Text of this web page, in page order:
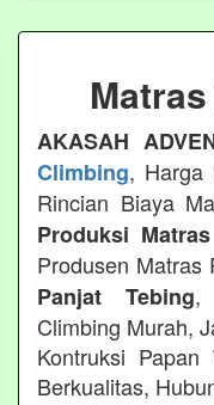
AKASAH
Climbing, Harga
Rincian Biaya
Produksi
Produsen Matras
Panjat Tebing,
Climbing Murah,
Kontruksi
Berkualitas,